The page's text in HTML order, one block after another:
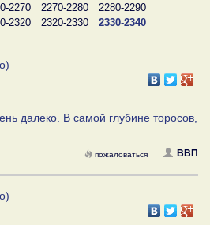
2270 2270-2280
2280-2290
2320 2320-2330
2330-2340
далеко. В самой глубине торосов,
ВВП
пожаловаться